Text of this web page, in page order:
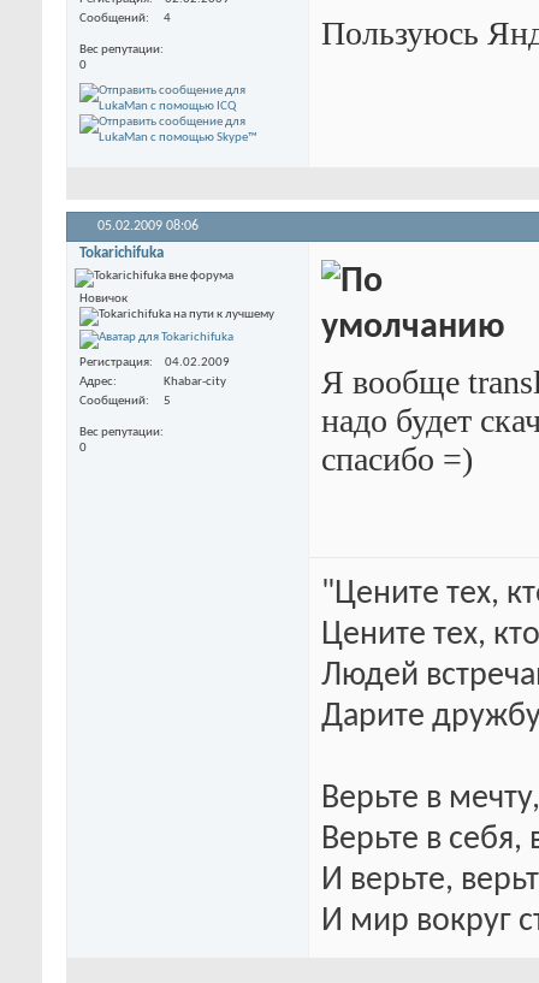
Сообщений
4
Вес репутации
0
Пользуюсь
05.02.2009 08:06
Tokarichifuka
Новичок
Регистрация
04.02.2009
Адрес
Khabar-city
Сообщений
5
Вес репутации
0
Я вообще
надо будет
спасибо =)
"Цените тех,
Цените тех,
Людей
Дарите
Верьте в
Верьте в себя,
И верьте,
И мир вокруг